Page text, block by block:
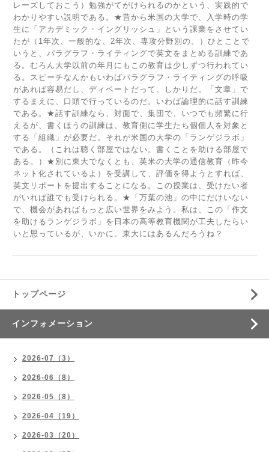
レーズしておこう）勉強がてがけられるのかという、実践的で
わかりやすい説明である。★昔から米国の大学で、入学時の学
生に「アカデミック・イングリッシュ」という課業をさせてい
たが（1年次、一般的な、2年次、専攻分野別の、）ひとことで
いうと、パラグラフ・ライティングで英文をまとめる訓練であ
る。むろん大学以前の年月にもこの教育は少しずつ行われてい
る。スピーチなんかもいわばパラグラフ・ライティングの呼吸
があれば容易だし、ディベートだって、しかりだ。「文章」で
するまえに、口頭で行っているのだ。いわば論理的に話す訓練
である。★話す訓練なら、対面で、集団で、いつでも頻繁に行
えるが、書くほうの訓練は、教育側に学生たち個個人を対象と
する「組織」が必要だ。それが米国の大学の「ランゲジラボ」
である。（これは聴く部屋ではない。書くことを助ける部屋で
ある。）★別に東大でなくとも、英米の大学の通信教育（昨今
ネット化されているよ）を受講して、評価を得ようとすれば、
英文リポートを提出することになる。この授業は、受けたい者
がいれば誰でも受けられる。★「万葉の池」の中にだけいない
で、機会があればもっと広い世界をみよう。私は、この「作文
を助けるランゲジラボ」を日本の高等教育機関が工夫したらい
いと思っているが、いかに。東大にはあるんだろうね？
トップページ
インフォメーション
2026-07（3）
2026-06（8）
2026-05（8）
2026-04（19）
2026-03（20）